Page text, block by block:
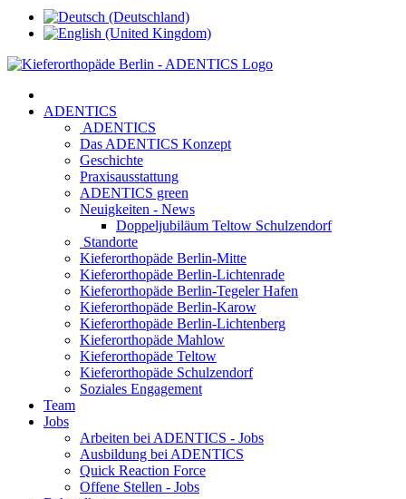
ADENTICS
ADENTICS
Das ADENTICS Konzept
Geschichte
Praxisausstattung
ADENTICS green
Neuigkeiten - News
Doppeljubiläum Teltow Schulzendorf
Standorte
Kieferorthopäde Berlin-Mitte
Kieferorthopäde Berlin-Lichtenrade
Kieferorthopäde Berlin-Tegeler Hafen
Kieferorthopäde Berlin-Karow
Kieferorthopäde Berlin-Lichtenberg
Kieferorthopäde Mahlow
Kieferorthopäde Teltow
Kieferorthopäde Schulzendorf
Soziales Engagement
Team
Jobs
Arbeiten bei ADENTICS - Jobs
Ausbildung bei ADENTICS
Quick Reaction Force
Offene Stellen - Jobs